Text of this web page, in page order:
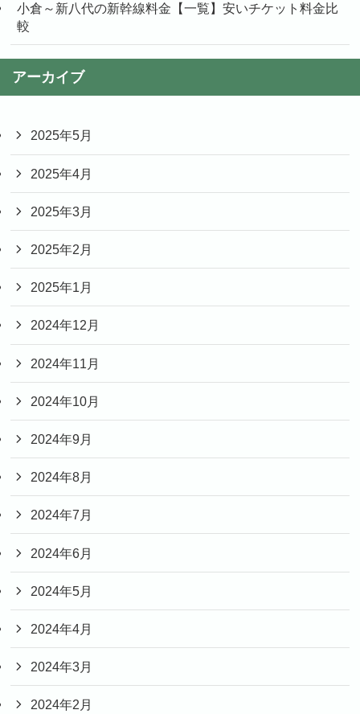
小倉～新八代の新幹線料金【一覧】安いチケット料金比
較
アーカイブ
2025年5月
2025年4月
2025年3月
2025年2月
2025年1月
2024年12月
2024年11月
2024年10月
2024年9月
2024年8月
2024年7月
2024年6月
2024年5月
2024年4月
2024年3月
2024年2月